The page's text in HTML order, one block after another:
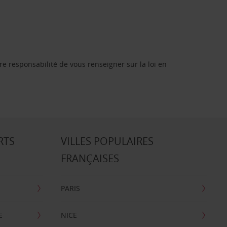
responsabilité de vous renseigner sur la loi en
VILLES POPULAIRES
FRANÇAISES
PARIS
NICE